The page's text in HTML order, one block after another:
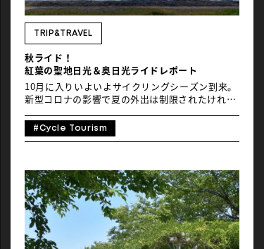
NEWS
TRIP&TRAVEL
秋ライド！
紅葉の聖地日光＆奥日光ライドレポート
10月に入りいよいよサイクリングシーズン到来。
新型コロナの影響で夏の外出は制限されたけれ
気持ちが高まります！ のびのび自転車を走らせな
がら、これから美しい紅葉を迎える栃木県奥日光
#Cycle Tourism